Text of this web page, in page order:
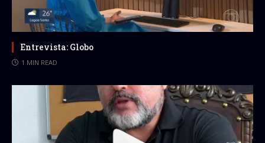
Entrevista: Globo
1 MIN READ